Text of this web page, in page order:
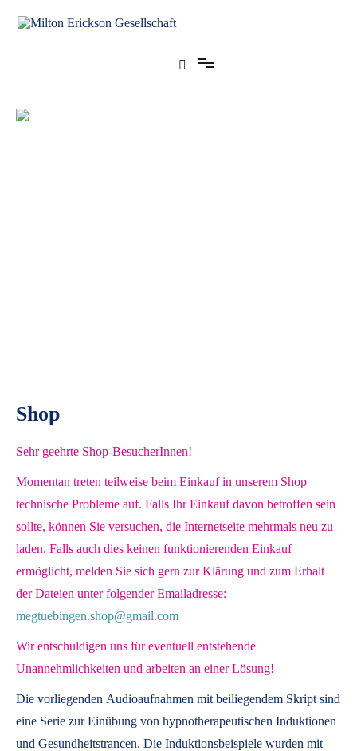
Shop
Sehr geehrte Shop-BesucherInnen!
Momentan treten teilweise beim Einkauf in unserem Shop
technische Probleme auf. Falls Ihr Einkauf davon betroffen sein
sollte, können Sie versuchen, die Internetseite mehrmals neu zu
laden. Falls auch dies keinen funktionierenden Einkauf
ermöglicht, melden Sie sich gern zur Klärung und zum Erhalt
der Dateien unter folgender Emailadresse:
megtuebingen.shop@gmail.com
Wir entschuldigen uns für eventuell entstehende
Unannehmlichkeiten und arbeiten an einer Lösung!
Die vorliegenden Audioaufnahmen mit beiliegendem Skript sind
eine Serie zur Einübung von hypnotherapeutischen Induktionen
und Gesundheitstrancen. Die Induktionsbeispiele wurden mit